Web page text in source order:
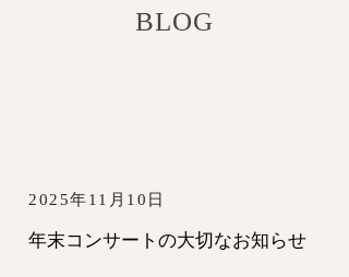
BLOG
2025年11月10日
年末コンサートの大切なお知らせ